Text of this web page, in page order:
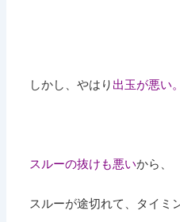
しかし、やはり 出玉が悪い。
スルーの抜けも悪いから、
スルーが途切れて、タイミ